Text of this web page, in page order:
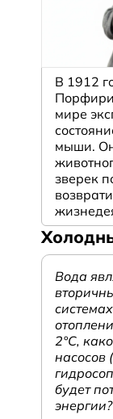
В 1912
мире
мыши. Он
зверек
Вода
2°С,
насосов
будет
энергии?